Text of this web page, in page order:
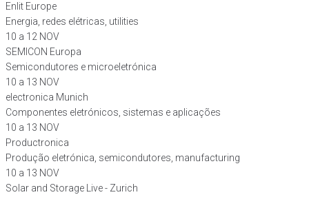
Enlit Europe
Energia, redes elétricas, utilities
10 a 12 NOV
SEMICON Europa
Semicondutores e microeletrónica
10 a 13 NOV
electronica Munich
Componentes eletrónicos, sistemas e aplicações
10 a 13 NOV
Productronica
Produção eletrónica, semicondutores, manufacturing
10 a 13 NOV
Solar and Storage Live - Zurich